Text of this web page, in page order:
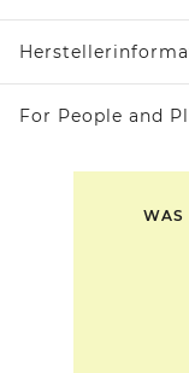
For People and
WAS